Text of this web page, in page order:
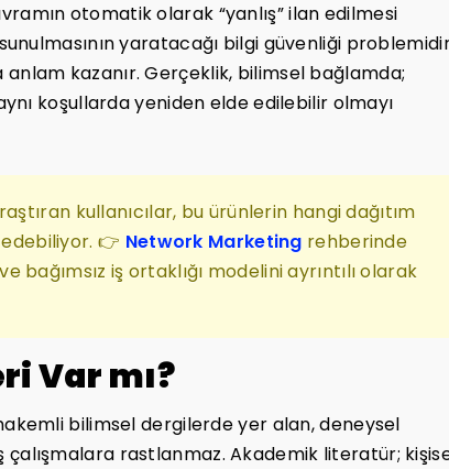
otomatik olarak “yanlış” ilan edilmesi
yaratacağı bilgi güvenliği
kazanır. Gerçeklik, bilimsel bağlamda;
koşullarda yeniden elde edilebilir olmayı
kullanıcılar, bu ürünlerin hangi dağıtım
👉 Network Marketing rehberinde
iş ortaklığı modelini ayrıntılı olarak
Var mı?
bilimsel dergilerde yer alan, deneysel
rastlanmaz. Akademik literatür;